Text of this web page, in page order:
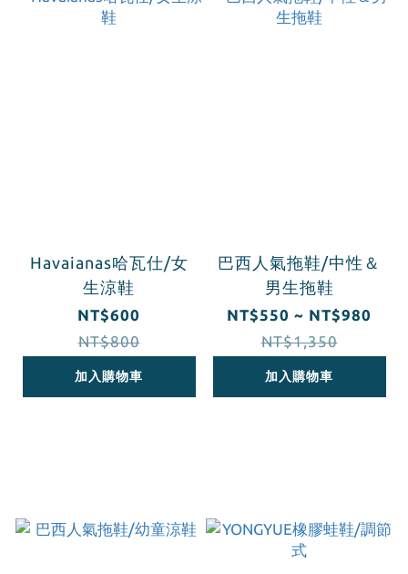
Havaianas哈瓦仕/女
生涼鞋
NT$600
NT$800
加入購物車
巴西人氣拖鞋/中性＆
男生拖鞋
NT$550 ~ NT$980
NT$1,350
加入購物車